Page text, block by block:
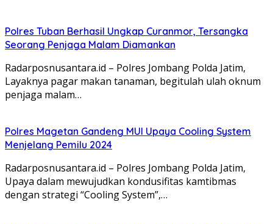
Polres Tuban Berhasil Ungkap Curanmor, Tersangka
Seorang Penjaga Malam Diamankan
Radarposnusantara.id – Polres Jombang Polda Jatim,
Layaknya pagar makan tanaman, begitulah ulah oknum
penjaga malam…
Polres Magetan Gandeng MUI Upaya Cooling System
Menjelang Pemilu 2024
Radarposnusantara.id – Polres Jombang Polda Jatim,
Upaya dalam mewujudkan kondusifitas kamtibmas
dengan strategi “Cooling System”,…